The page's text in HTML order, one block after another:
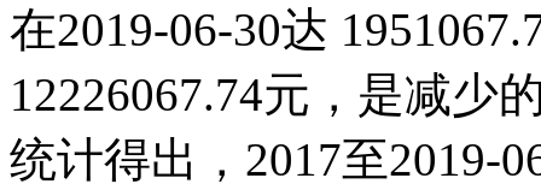
在2019-06-30达
12226067.74元，是减少
统计得出，2017至2019-